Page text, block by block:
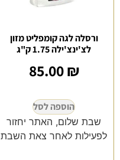
ורסלה לגה קומפליט מזון
לצ'ינצ'ילה 1.75 ק"ג
85.00₪
הוספה לסל
שבת שלום, האתר יחזור
לפעילות לאחר צאת השבת